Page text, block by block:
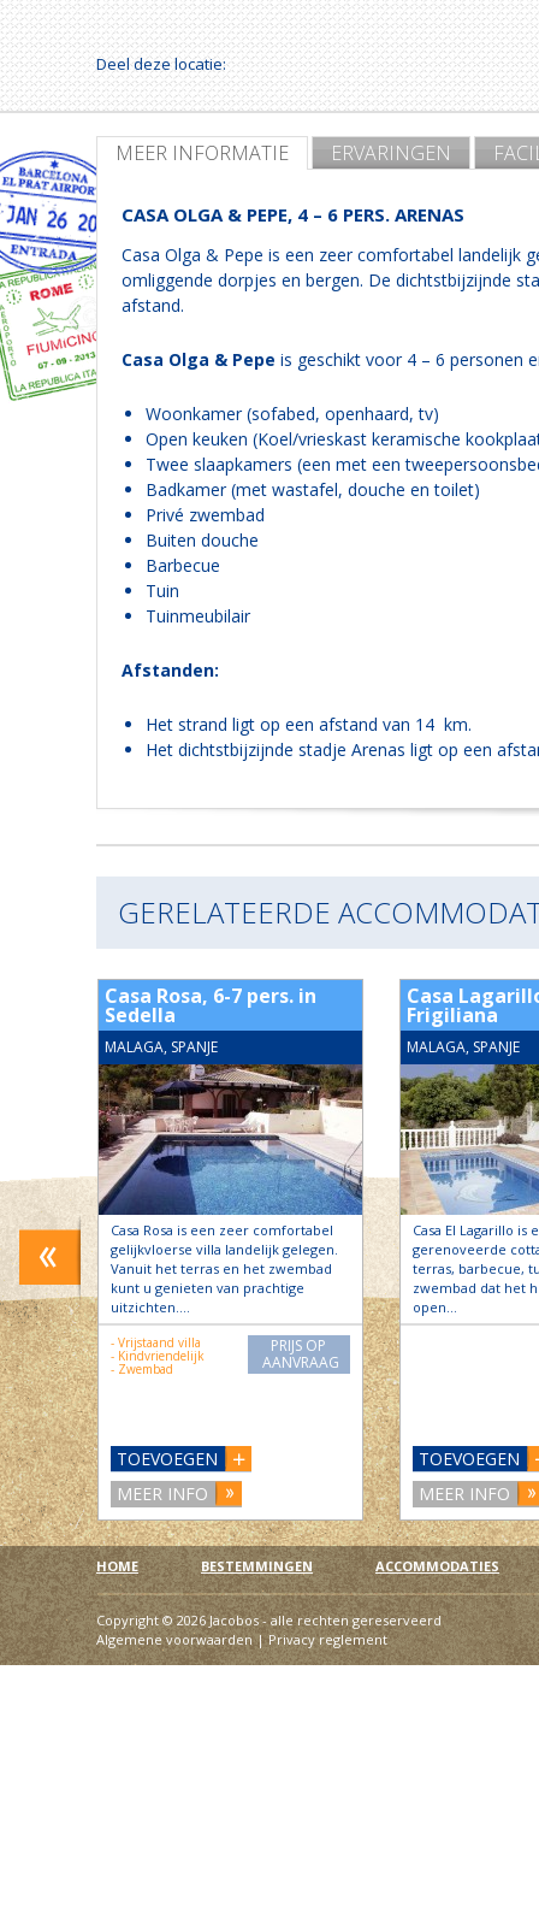
Deel deze locatie:
MEER INFORMATIE ERVARINGEN
CASA OLGA & PEPE, 4 – 6 PERS. ARENAS
Casa Olga & Pepe is een zeer comfortabel landelijk
omliggende dorpjes en bergen. De dichtstbijzijnde
afstand.
Casa Olga & Pepe is geschikt voor 4 – 6 personen
Woonkamer (sofabed, openhaard, tv)
Open keuken (Koel/vrieskast keramische
Twee slaapkamers (een met een
Badkamer (met wastafel, douche en toilet)
Privé zwembad
Buiten douche
Barbecue
Tuin
Tuinmeubilair
Afstanden:
Het strand ligt op een afstand van 14 km.
Het dichtstbijzijnde stadje Arenas ligt op een
GERELATEERDE
een
een
OP
Casa Rosa, 6-7 pers. in
Sedella
MALAGA, SPANJE
Casa Rosa is een zeer comfortabel
gelijkvloerse villa landelijk gelegen.
Vanuit het terras en het zwembad
kunt u genieten van prachtige
uitzichten….
- Vrijstaand villa
- Kindvriendelijk
- Zwembad
PRIJS OP
AANVRAAG
TOEVOEGEN
MEER INFO
Casa
Frigiliana
MALAGA, SPANJE
Casa El Lagarillo is
gerenoveerde
terras, barbecue,
zwembad dat het
open…
TOEVOEGEN
MEER INFO
HOME BESTEMMINGEN ACCOMMODATIES
Copyright © 2026 Jacobos - alle rechten gereserveerd
Algemene voorwaarden|Privacy reglement